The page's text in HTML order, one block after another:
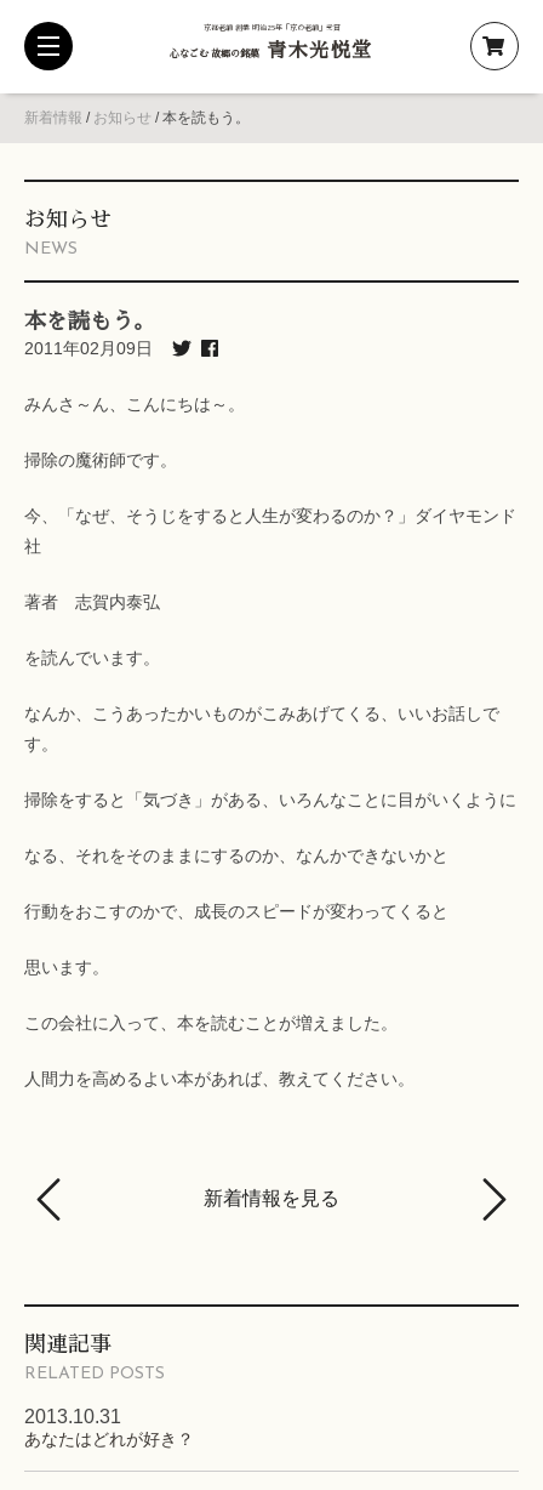
京都老舗 創業 明治25年「京の老舗」受賞
心なごむ 故郷の銘菓 青木光悦堂
toggle
navigation
新着情報 / お知らせ /本を読もう。
お知らせ
NEWS
本を読もう。
2011年02月09日
みんさ～ん、こんにちは～。
掃除の魔術師です。
今、「なぜ、そうじをすると人生が変わるのか？」ダイヤモンド
社
著者 志賀内泰弘
を読んでいます。
なんか、こうあったかいものがこみあげてくる、いいお話しで
す。
掃除をすると「気づき」がある、いろんなことに目がいくように
なる、それをそのままにするのか、なんかできないかと
行動をおこすのかで、成長のスピードが変わってくると
思います。
この会社に入って、本を読むことが増えました。
人間力を高めるよい本があれば、教えてください。
新着情報を見る
関連記事
RELATED POSTS
2013.10.31
あなたはどれが好き？